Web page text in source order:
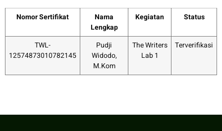
Nomor Sertifikat
Nama
Lengkap
Kegiatan Status
TWL-
12574873010782145
Pudji
Widodo,
M.Kom
The Writers
Lab 1
Terverifikasi